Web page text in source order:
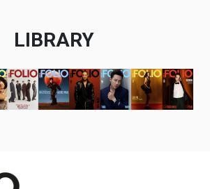
LIBRARY